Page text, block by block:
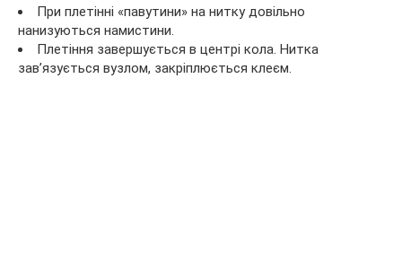
При плетінні «павутини» на нитку довільно
нанизуються намистини.
Плетіння завершується в центрі кола. Нитка
зав’язується вузлом, закріплюється клеєм.